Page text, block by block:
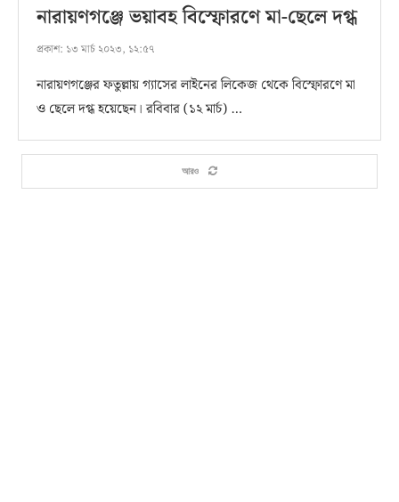
নারায়ণগঞ্জে ভয়াবহ বিস্ফোরণে মা-ছেলে দগ্ধ
প্রকাশ: ১৩ মার্চ ২০২৩, ১২:৫৭
নারায়ণগঞ্জের ফতুল্লায় গ্যাসের লাইনের লিকেজ থেকে বিস্ফোরণে মা
ও ছেলে দগ্ধ হয়েছেন। রবিবার (১২ মার্চ) …
আরও